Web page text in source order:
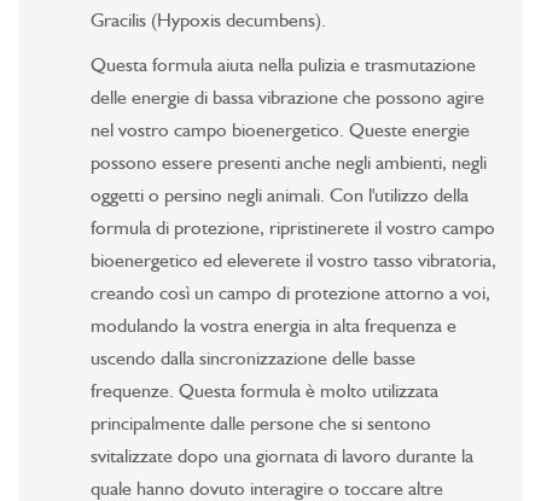
Gracilis (Hypoxis decumbens).
Questa formula aiuta nella pulizia e trasmutazione
delle energie di bassa vibrazione che possono agire
nel vostro campo bioenergetico. Queste energie
possono essere presenti anche negli ambienti, negli
oggetti o persino negli animali. Con l'utilizzo della
formula di protezione, ripristinerete il vostro campo
bioenergetico ed eleverete il vostro tasso vibratoria,
creando così un campo di protezione attorno a voi,
modulando la vostra energia in alta frequenza e
uscendo dalla sincronizzazione delle basse
frequenze. Questa formula è molto utilizzata
principalmente dalle persone che si sentono
svitalizzate dopo una giornata di lavoro durante la
quale hanno dovuto interagire o toccare altre